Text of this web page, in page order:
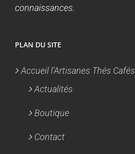
connaissances.
PLAN DU SITE
Accueil l’Artisanes Thés Cafés
Actualités
Boutique
Contact